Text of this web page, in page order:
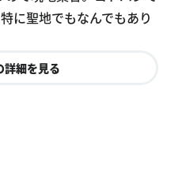
に聖地でもなんでもあり
詳細を見る